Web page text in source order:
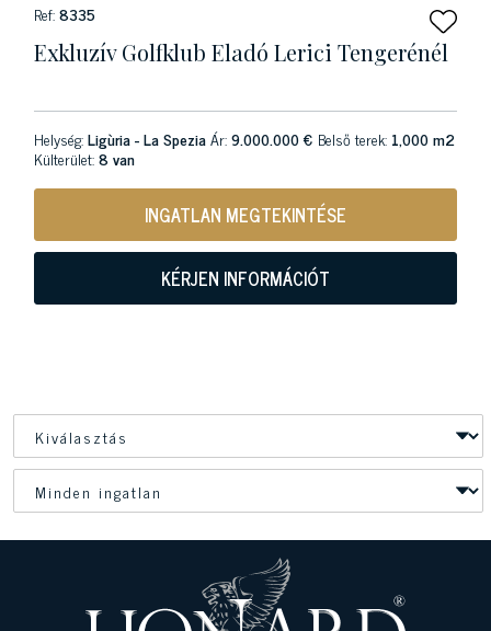
Ref:8335
Exkluzív Golfklub Eladó Lerici Tengerénél
Helység:Ligùria - La SpeziaÁr:9.000.000 € Belső terek: 1,000 m2
Külterület:8 van
INGATLAN MEGTEKINTÉSE
KÉRJEN INFORMÁCIÓT